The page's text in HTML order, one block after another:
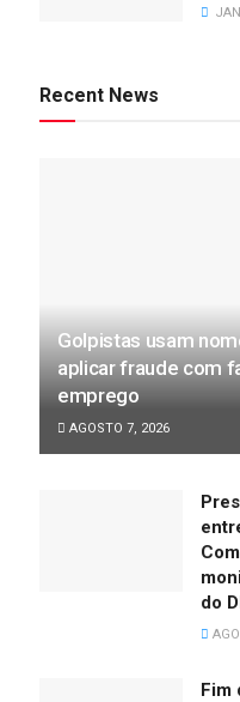
Recent News
Golpistas usam
aplicar fraude com
emprego
AGOSTO 7, 2026
do
Fim